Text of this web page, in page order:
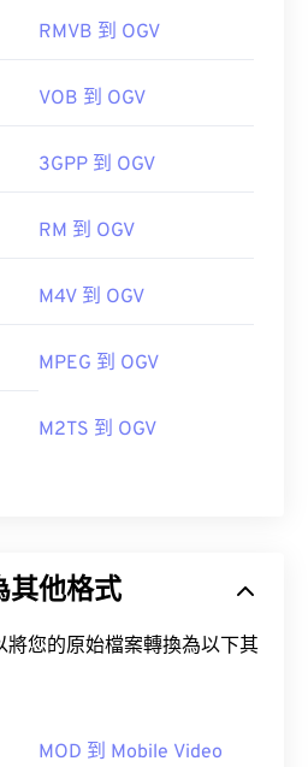
RMVB 到 OGV
VOB 到 OGV
3GPP 到 OGV
RM 到 OGV
M4V 到 OGV
MPEG 到 OGV
M2TS 到 OGV
其他格式
將您的原始檔案轉換為以下其
MOD 到 Mobile Video